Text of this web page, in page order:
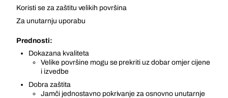
Koristi se za zaštitu velikih površina
Za unutarnju uporabu
Prednosti:
Dokazana kvaliteta
Velike površine mogu se prekriti uz dobar omjer cijene
i izvedbe
Dobra zaštita
Jamči jednostavno pokrivanje za osnovno unutarnje